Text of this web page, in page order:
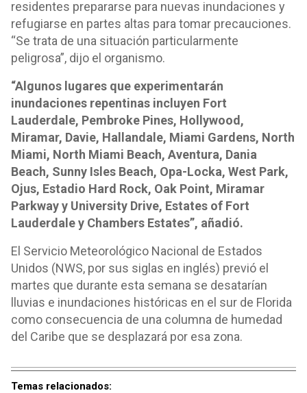
residentes prepararse para nuevas inundaciones y
refugiarse en partes altas para tomar precauciones.
“Se trata de una situación particularmente
peligrosa”, dijo el organismo.
“Algunos lugares que experimentarán
inundaciones repentinas incluyen Fort
Lauderdale, Pembroke Pines, Hollywood,
Miramar, Davie, Hallandale, Miami Gardens, North
Miami, North Miami Beach, Aventura, Dania
Beach, Sunny Isles Beach, Opa-Locka, West Park,
Ojus, Estadio Hard Rock, Oak Point, Miramar
Parkway y University Drive, Estates of Fort
Lauderdale y Chambers Estates”, añadió.
El Servicio Meteorológico Nacional de Estados
Unidos (NWS, por sus siglas en inglés) previó el
martes que durante esta semana se desatarían
lluvias e inundaciones históricas en el sur de Florida
como consecuencia de una columna de humedad
del Caribe que se desplazará por esa zona.
Temas relacionados: